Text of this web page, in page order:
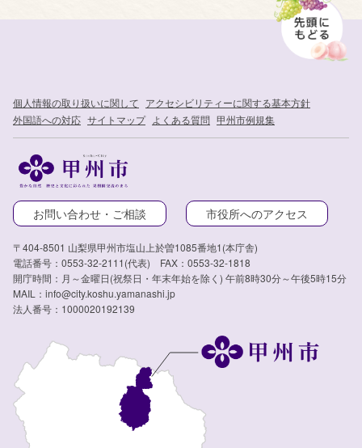
個人情報の取り扱いに関して アクセシビリティーに関する基本方針
外国語への対応 サイトマップ よくある質問 甲州市例規集
お問い合わせ・ご相談 市役所へのアクセス
〒404-8501 山梨県甲州市塩山上於曽1085番地1(本庁舎)
電話番号：0553-32-2111(代表) FAX：0553-32-1818
開庁時間：月～金曜日(祝祭日・年末年始を除く) 午前8時30分～午後5時15分
MAIL：info@city.koshu.yamanashi.jp
法人番号：1000020192139